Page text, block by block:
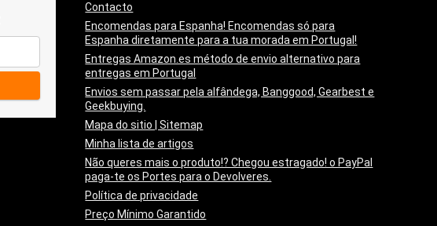
Contacto
Encomendas para Espanha! Encomendas só para
Espanha diretamente para a tua morada em Portugal!
Entregas Amazon.es método de envio alternativo para
entregas em Portugal
Envios sem passar pela alfândega, Banggood, Gearbest e
Geekbuying.
Mapa do sitio | Sitemap
Minha lista de artigos
Não queres mais o produto!? Chegou estragado! o PayPal
paga-te os Portes para o Devolveres.
Política de privacidade
Preço Mínimo Garantido